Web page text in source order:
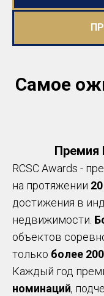
Самое
Премия
RCSC Awards -
на протяжении
достижения в
недвижимости.
объектов
только более 200
Каждый год
номинаций,